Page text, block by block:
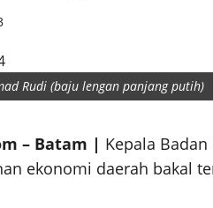
Rudi (baju lengan panjang putih)
– Batam | Kepala
ekonomi daerah bakal